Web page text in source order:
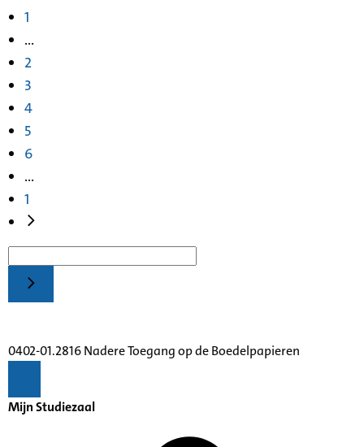
1
...
2
3
4
5
6
...
1
0402-01.2816 Nadere Toegang op de Boedelpapieren
Mijn Studiezaal